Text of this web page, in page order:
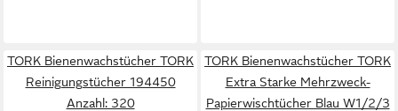
TORK Bienenwachstücher TORK
Reinigungstücher 194450
Anzahl: 320
TORK Bienenwachstücher TORK
Extra Starke Mehrzweck-
Papierwischtücher Blau W1/2/3